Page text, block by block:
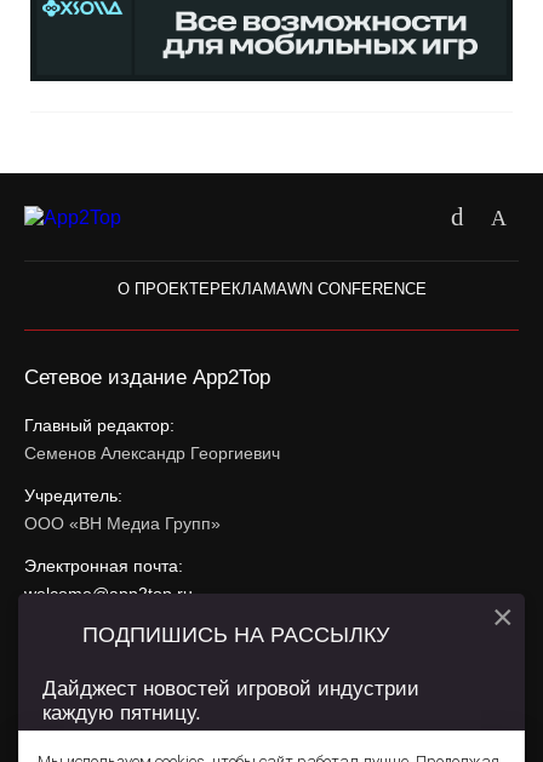
О ПРОЕКТЕРЕКЛАМАWN CONFERENCE
Сетевое издание App2Top
Главный редактор:
Семенов Александр Георгиевич
Учредитель:
ООО «ВН Медиа Групп»
Электронная почта:
welcome@app2top.ru
При использовании материалов активная ссылка на
Сайт использует IP адреса, cookie, данные геолокации
ПОДПИШИСЬ НА РАССЫЛКУ
Дайджест новостей игровой индустрии
каждую пятницу.
×